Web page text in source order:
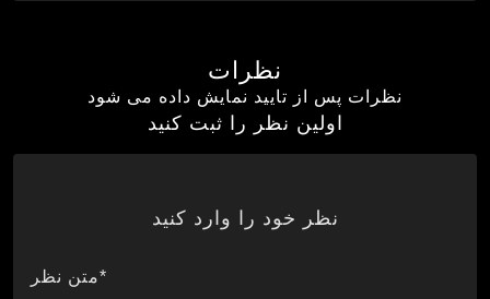
نظرات
نظرات پس از تایید نمایش داده می شود
اولین نظر را ثبت کنید
نظر خود را وارد کنید
*متن نظر